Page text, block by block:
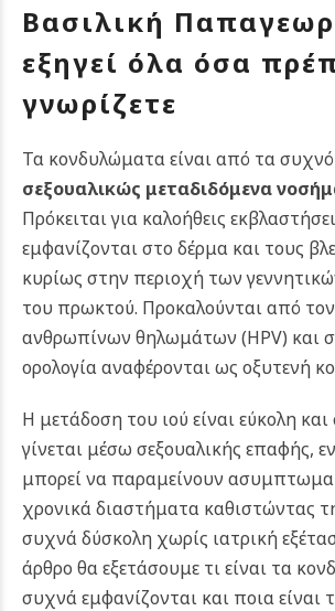
Βασιλική
εξηγεί όλα όσα
γνωρίζετε
Τα κονδυλώματα είναι από τα
σεξουαλικώς μεταδιδόμενα
Πρόκειται για καλοήθεις
εμφανίζονται στο δέρμα και τους
κυρίως στην περιοχή των
του πρωκτού. Προκαλούνται από
ανθρωπίνων θηλωμάτων (HPV) και
ορολογία αναφέρονται ως οξυτενή
Η μετάδοση του ιού είναι εύκολη
γίνεται μέσω σεξουαλικής επαφής,
μπορεί να παραμείνουν
χρονικά διαστήματα καθιστώντας
συχνά δύσκολη χωρίς ιατρική
άρθρο θα εξετάσουμε τι είναι τα
συχνά εμφανίζονται και ποια είναι